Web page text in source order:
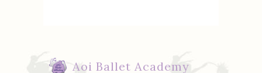
Aoi Ballet Academy